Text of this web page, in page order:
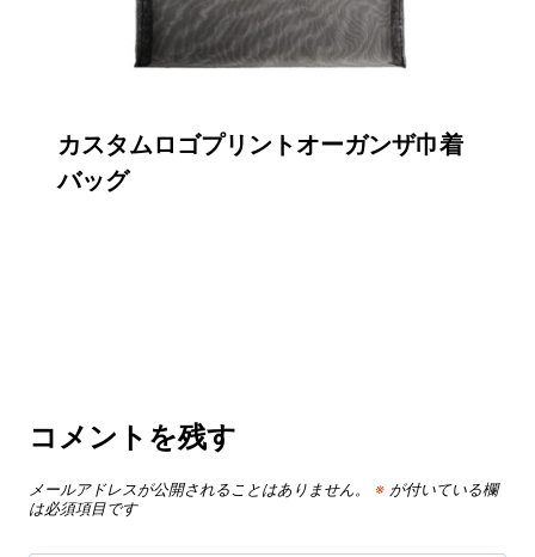
カスタムロゴプリントオーガンザ巾着
バッグ
コメントを残す
メールアドレスが公開されることはありません。 ※ が付いている欄
は必須項目です